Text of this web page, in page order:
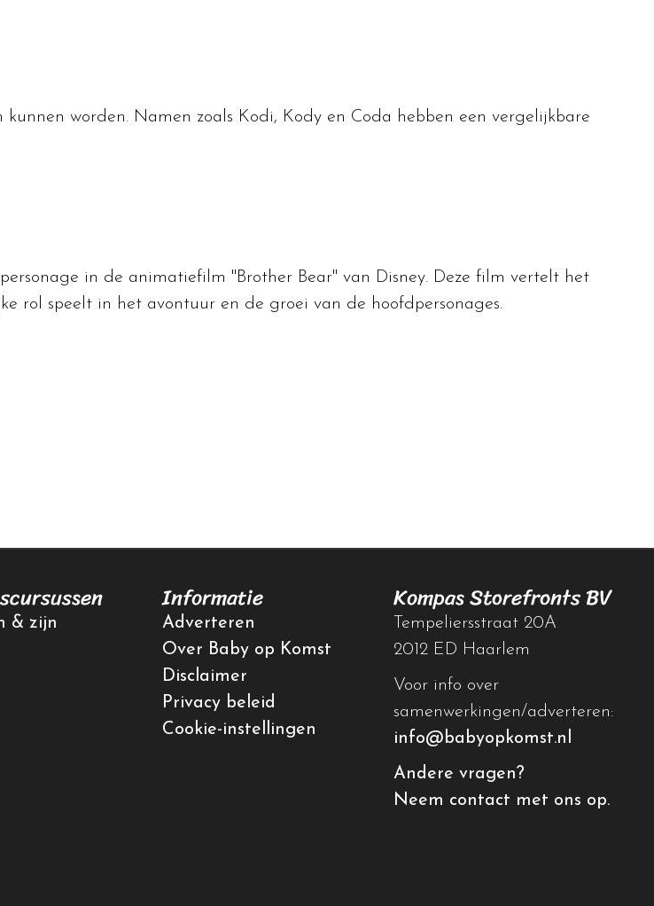
worden. Namen zoals Kodi, Kody en Coda hebben een vergelijkbare
in de animatiefilm "Brother Bear" van Disney. Deze film vertelt het
rol speelt in het avontuur en de groei van de hoofdpersonages.
& zijn
Informatie
Adverteren
Over Baby op Komst
Disclaimer
Privacy beleid
Cookie-instellingen
Kompas Storefronts BV
Tempeliersstraat 20A
2012 ED Haarlem
Voor info over
samenwerkingen/adverteren:
info@babyopkomst.nl
Andere vragen?
Neem contact met ons op.